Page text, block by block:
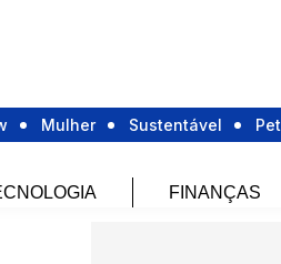
Mulher Sustentável Pet
FINANÇAS